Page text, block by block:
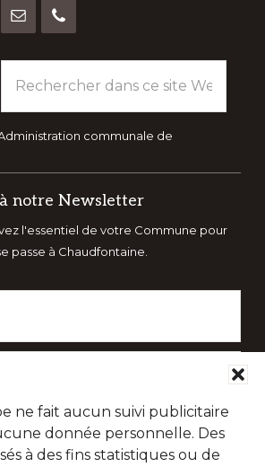
ne fait aucun suivi publicitaire
donnée personnelle. Des
à des fins statistiques ou de
dans
ce
site
communale de
notre Newsletter
l'essentiel de votre Commune pour
passe à Chaudfontaine.